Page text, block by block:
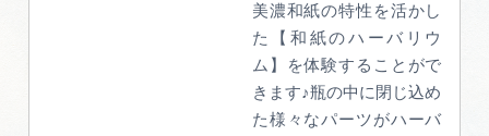
美濃和紙の特性を活かし
た【和紙のハーバリウ
ム】を体験することがで
きます♪瓶の中に閉じ込め
た様々なパーツがハーバ